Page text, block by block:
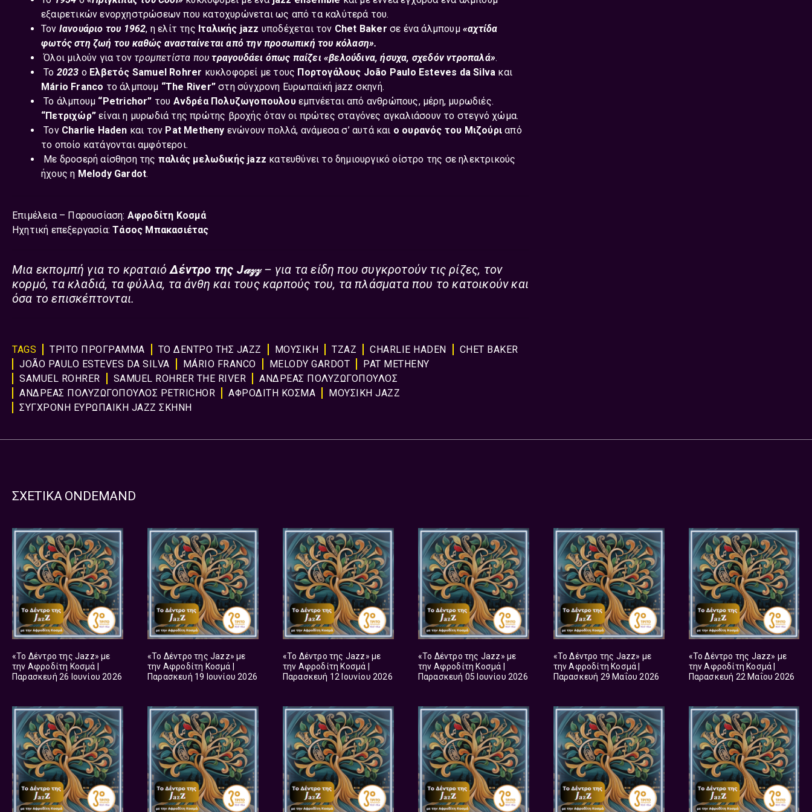
εξαιρετικών ενορχηστρώσεων που κατοχυρώνεται ως από τα καλύτερά του.
Τον Ιανουάριο του 1962, η ελίτ της Ιταλικής jazz υποδέχεται τον Chet Bakerσε ένα άλμπουμ«αχτίδα
φωτός στη ζωή του καθώς ανασταίνεται από την προσωπική του κόλαση».
Όλοι μιλούν για τον τρομπετίστα πουτραγουδάει όπως παίζει «βελούδινα, ήσυχα, σχεδόν ντροπαλά».
Το 2023 ο Ελβετός Samuel Rohrer κυκλοφορεί με τους Πορτογάλους João Paulo Esteves da Silva και
Mário Franco το άλμπουμ “The River”στη σύγχρονη Eυρωπαϊκή jazz σκηνή.
Το άλμπουμ “Petrichor” του Ανδρέα Πολυζωγοπουλουεμπνέεται από ανθρώπους, μέρη, μυρωδιές.
“Πετριχώρ” είναι η μυρωδιά της πρώτης βροχήςόταν οι πρώτες σταγόνες αγκαλιάσουν το στεγνό χώμα.
Τον Charlie Haden και τον Pat Metheny ενώνουν πολλά, ανάμεσα σ’ αυτά και ο ουρανός του Μιζούριαπό
το οποίο κατάγονται αμφότεροι.
Με δροσερή αίσθηση της παλιάς μελωδικής jazz κατευθύνει το δημιουργικό οίστρο της σε ηλεκτρικούς
ήχους η Melody Gardot.
Επιμέλεια – Παρουσίαση: Αφροδίτη Κοσμά
Ηχητική επεξεργασία:Τάσος Μπακασιέτας
Μια εκπομπή για το κραταιόΔέντρο της J𝒶𝓏𝓏– για τα είδη που συγκροτούν τις ρίζες, τον
κορμό, τα κλαδιά, τα φύλλα, τα άνθη και τους καρπούς του, τα πλάσματα που το κατοικούν και
όσα το επισκέπτονται.
TAGS ΤΡΙΤΟ ΠΡΟΓΡΑΜΜΑ ΤΟ ΔΕΝΤΡΟ ΤΗΣ JAZZ ΜΟΥΣΙΚΉ ΤΖΑΖ CHARLIE HADEN
CHET BAKER
JOÃO PAULO ESTEVES DA SILVA
MÁRIO FRANCO MELODY GARDOT
PAT METHENY
SAMUEL ROHRER
SAMUEL ROHRER THE RIVER
ΑΝΔΡΕΑΣ ΠΟΛΥΖΩΓΟΠΟΥΛΟΣ
ΑΝΔΡΕΑΣ ΠΟΛΥΖΩΓΟΠΟΥΛΟΣ PETRICHOR
ΑΦΡΟΔΙΤΗ ΚΟΣΜΑ
ΜΟΥΣΙΚΗ JAZZ
ΣΥΓΧΡΟΝΗ EΥΡΩΠΑΙΚΗ JAZZ ΣΚΗΝΗ
ΣΧΕΤΙΚΑ ONDEMAND
«Το Δέντρο της Jazz» με
την Αφροδίτη Κοσμά |
Παρασκευή 26 Ιουνίου 2026
«Το Δέντρο της Jazz» με
την Αφροδίτη Κοσμά |
Παρασκευή 19 Ιουνίου 2026
«Το Δέντρο της Jazz» με
την Αφροδίτη Κοσμά |
Παρασκευή 12 Ιουνίου 2026
«Το Δέντρο της Jazz» με
την Αφροδίτη Κοσμά |
Παρασκευή 05 Ιουνίου 2026
«Το Δέντρο της Jazz» με
την Αφροδίτη Κοσμά |
Παρασκευή 29 Μαΐου 2026
«Το Δέντρο της Jazz» με
την Αφροδίτη Κοσμά |
Παρασκευή 22 Μαΐου 2026